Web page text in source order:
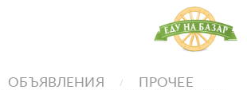
ОБЪЯВЛЕНИЯ
ПРОЧЕЕ